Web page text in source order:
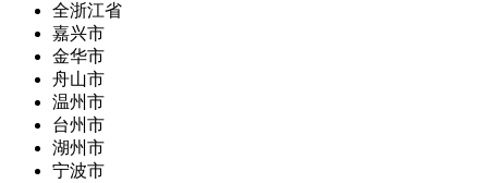
全浙江省
嘉兴市
金华市
舟山市
温州市
台州市
湖州市
宁波市